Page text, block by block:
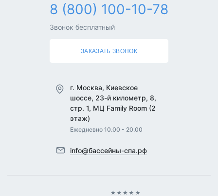
8 (800) 100-10-78
Звонок бесплатный
ЗАКАЗАТЬ ЗВОНОК
г. Москва, Киевское
шоссе, 23-й километр, 8,
стр. 1, МЦ Family Room (2
этаж)
Ежедневно 10.00 - 20.00
info@бассейны-спа.рф